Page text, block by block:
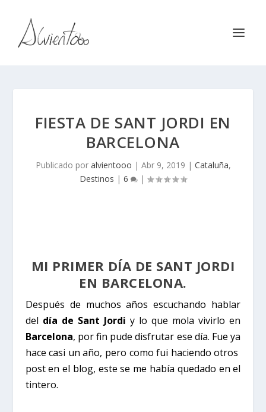
FIESTA DE SANT JORDI EN
BARCELONA
Publicado por alvientooo | Abr 9, 2019 | Cataluña,
Destinos | 6 |
MI PRIMER DÍA DE SANT JORDI
EN BARCELONA.
Después de muchos años escuchando hablar
del día de Sant Jordi y lo que mola vivirlo en
Barcelona, por fin pude disfrutar ese día. Fue ya
hace casi un año, pero como fui haciendo otros
post en el blog, este se me había quedado en el
tintero.